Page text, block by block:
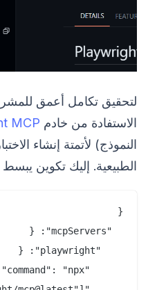
الاستفادة من خادم MCP
النموذج) لأتمتة إنشاء
الطبيعية. إليك تكوين